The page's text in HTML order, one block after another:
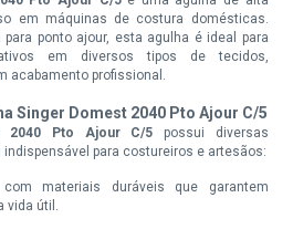
em máquinas de costura domésticas.
para ponto ajour, esta agulha é ideal para
em diversos tipos de tecidos,
acabamento profissional.
Singer Domest 2040 Pto Ajour C/5
2040 Pto Ajour C/5 possui diversas
para costureiros e artesãos:
com materiais duráveis que garantem
vida útil.